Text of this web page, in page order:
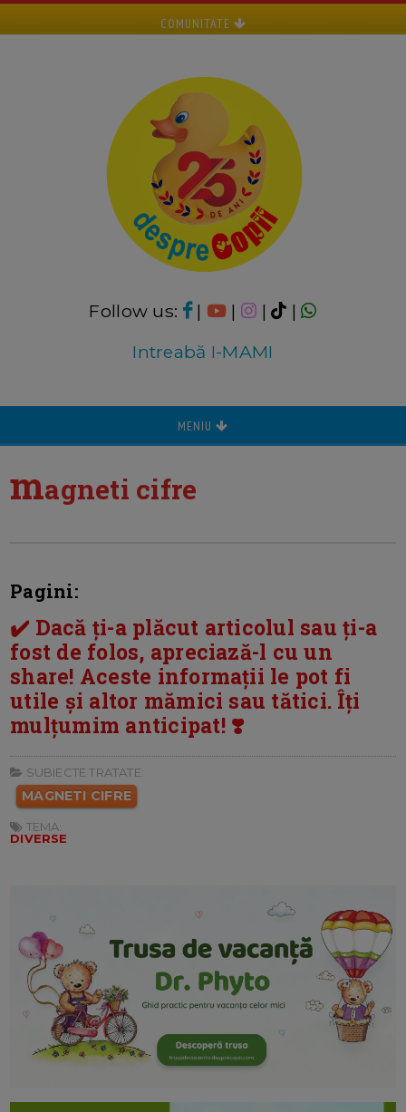
COMUNITATE
Follow us: | | |
|
Intreabă I-MAMI
MENIU
magneti cifre
Pagini:
✔️ Dacă ți-a plăcut articolul sau ți-a
fost de folos, apreciază-l cu un
share! Aceste informații le pot fi
utile și altor mămici sau tătici. Îți
mulțumim anticipat! ❣️
SUBIECTE TRATATE:
MAGNETI CIFRE
TEMA:
DIVERSE